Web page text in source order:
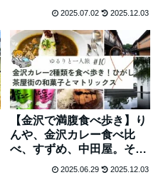
えない葉っぱ寿司とイカメ
2025.07.02 2025.12.03
【金沢で満腹食べ歩き】り
んや、金沢カレー食べ比
べ、すずめ、中田屋。そし
て鈴木大拙館とローカルス
2025.06.29 2025.12.03